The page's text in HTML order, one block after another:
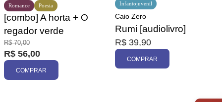
Categorias
Autores
Promoção
Poesia
Romance
[combo] A horta + O
regador verde
R$70,00
R$ 56,00
COMPRAR
Infantojuvenil
Caio Zero
Rumi [audiolivro]
R$ 39,90
COMPRAR